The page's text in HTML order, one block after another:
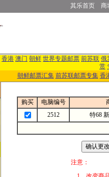
其乐首页 商
香港 澳门 朝鲜 世界专题邮票 前苏联 俄
赏
朝鲜邮票汇集 前苏联邮票专集 香
购买 电脑编号
2512
特68
注意：